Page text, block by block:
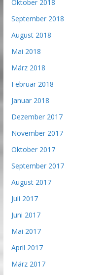
Oktober 2018
September 2018
August 2018
Mai 2018
März 2018
Februar 2018
Januar 2018
Dezember 2017
November 2017
Oktober 2017
September 2017
August 2017
Juli 2017
Juni 2017
Mai 2017
April 2017
März 2017